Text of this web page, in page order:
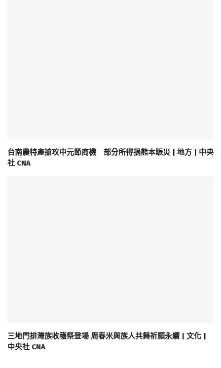
台南農特產搶攻中元節商機 部分所得捐熊本賑災 | 地方 | 中央
社 CNA
三地門排灣族收穫祭登場 周春米與族人共舞祈願永續 | 文化 |
中央社 CNA